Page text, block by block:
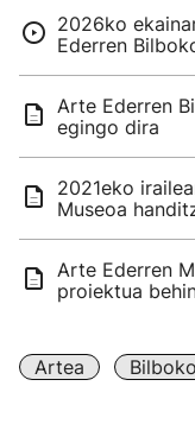
2026ko
Ederren
Arte Ederren
egingo dira
2021eko
Museoa
Arte Ederren
proiektua
Artea